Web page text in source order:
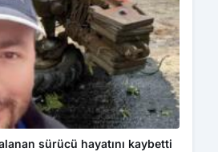
sürücü hayatını kaybetti